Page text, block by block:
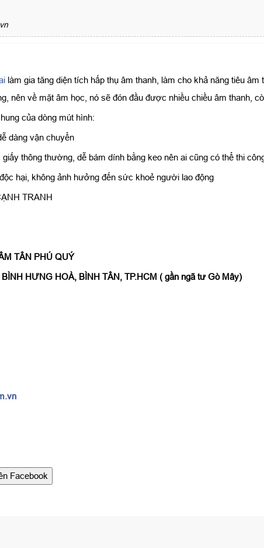
làm gia tăng diện tích hấp thụ âm thanh, làm cho khả năng tiêu
nên về mặt âm học, nó sẽ đón đầu được nhiều chiều âm thanh,
của dòng mút hình:
dàng vận chuyển
thông thường, dễ bám dính bằng keo nên ai cũng có thể thi
hại, không ảnh hưởng đến sức khoẻ người lao động
TRANH
TÂN PHÚ QUÝ
HƯNG HOÀ, BÌNH TÂN, TP.HCM ( gần ngã tư Gò Mây)
Facebook